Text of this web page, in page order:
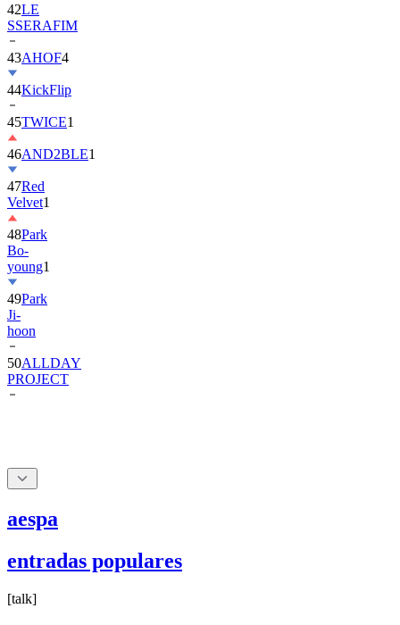
42LE
SSERAFIM
43AHOF4
44KickFlip
45TWICE1
46AND2BLE1
47Red
Velvet1
48Park
Bo-
young1
49Park
Ji-
hoon
50ALLDAY
PROJECT
aespa
entradas populares
[talk]